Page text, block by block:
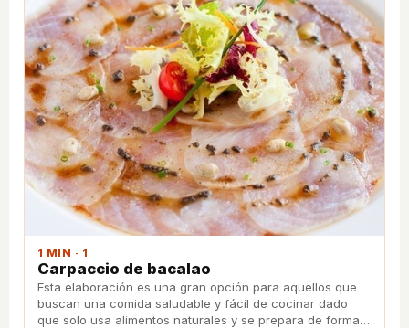
1 MIN · 1
Carpaccio de bacalao
Esta elaboración es una gran opción para aquellos que
buscan una comida saludable y fácil de cocinar dado
que solo usa alimentos naturales y se prepara de forma